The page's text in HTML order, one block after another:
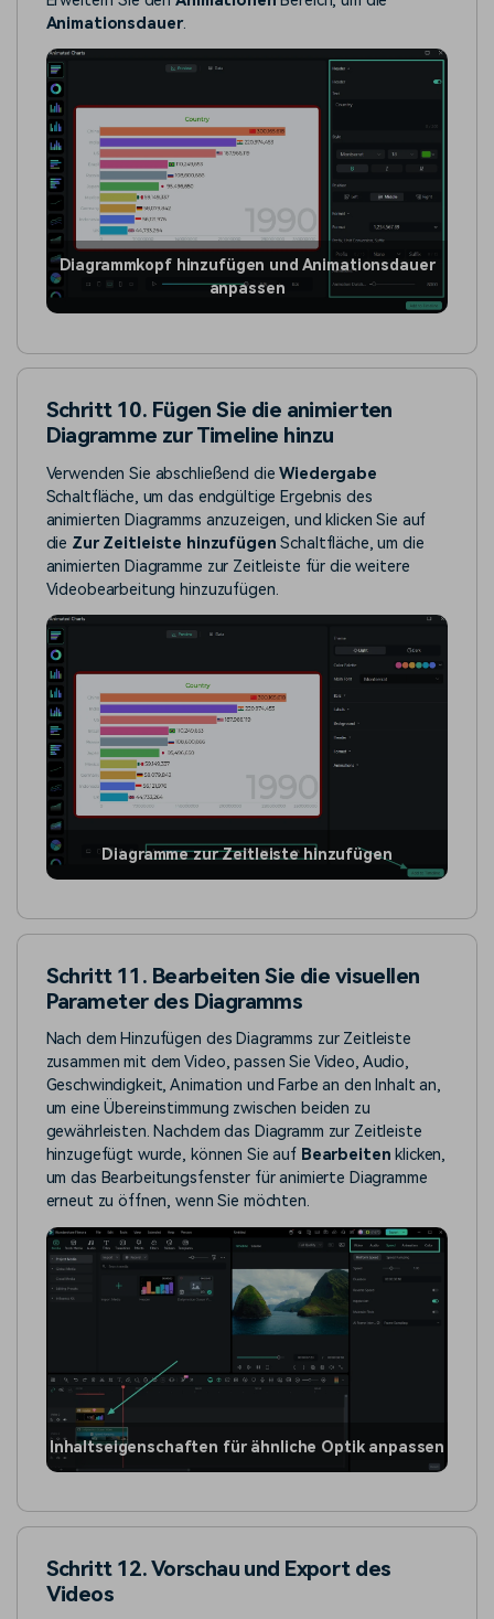
Animationsdauer.
Diagrammkopf hinzufügen und Animationsdauer
anpassen
Schritt 10. Fügen Sie die animierten
Diagramme zur Timeline hinzu
Verwenden Sie abschließend dieWiedergabe
Schaltfläche, um das endgültige Ergebnis des
animierten Diagramms anzuzeigen, und klicken Sie auf
die Zur Zeitleiste hinzufügen Schaltfläche, um die
animierten Diagramme zur Zeitleiste für die weitere
Videobearbeitung hinzuzufügen.
Diagramme zur Zeitleiste hinzufügen
Schritt 11. Bearbeiten Sie die visuellen
Parameter des Diagramms
Nach dem Hinzufügen des Diagramms zur Zeitleiste
zusammen mit dem Video, passen Sie Video, Audio,
Geschwindigkeit, Animation und Farbe an den Inhalt an,
um eine Übereinstimmung zwischen beiden zu
gewährleisten. Nachdem das Diagramm zur Zeitleiste
hinzugefügt wurde, können Sie auf Bearbeiten klicken,
um das Bearbeitungsfenster für animierte Diagramme
erneut zu öffnen, wenn Sie möchten.
Inhaltseigenschaften für ähnliche Optik anpassen
Schritt 12. Vorschau und Export des
Videos